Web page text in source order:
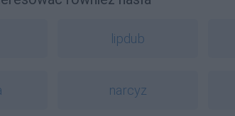
lipdub
narcyz